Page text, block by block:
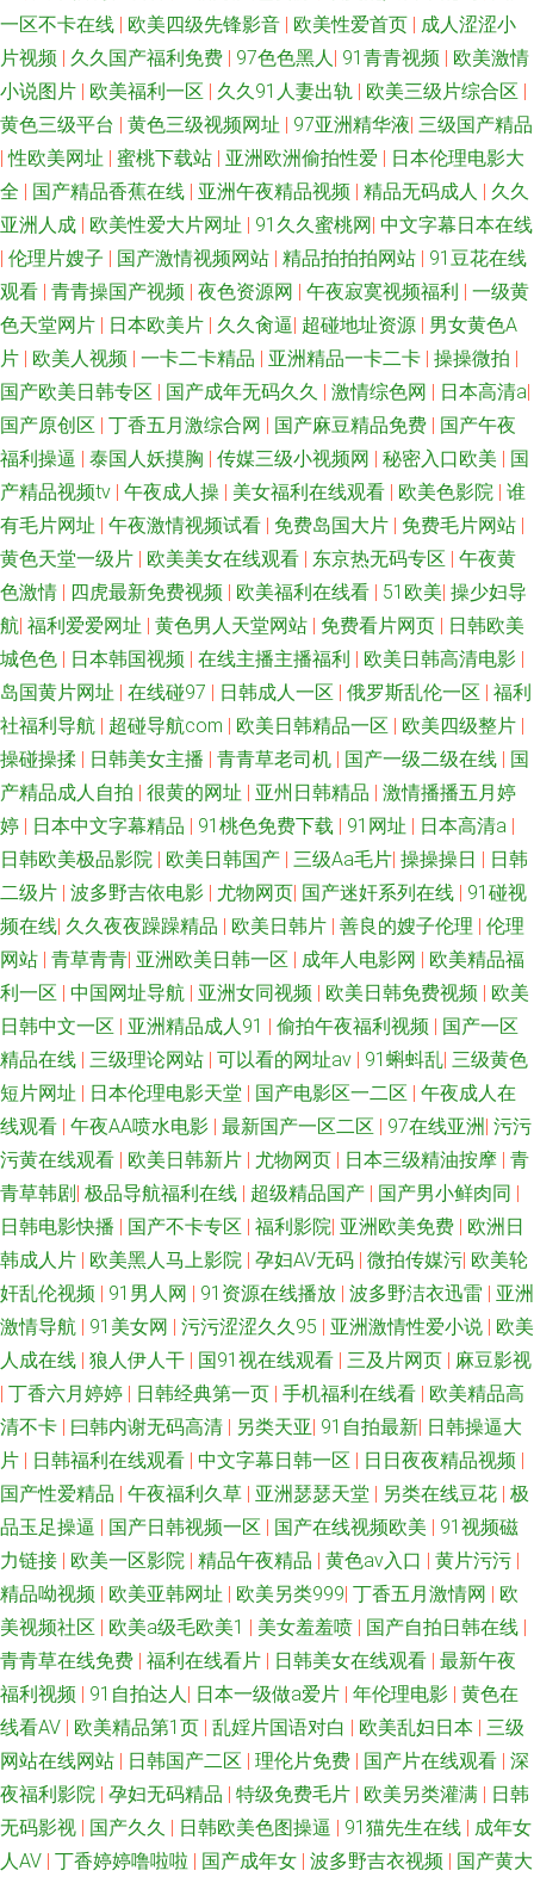
一区不卡在线 | 欧美四级先锋影音 | 欧美性爱首页 | 成人涩涩小
片视频 | 久久国产福利免费 | 97色色黑人| 91青青视频 | 欧美激情
小说图片 | 欧美福利一区 | 久久91人妻出轨 | 欧美三级片综合区 |
黄色三级平台 | 黄色三级视频网址 | 97亚洲精华液| 三级国产精品
|性欧美网址 | 蜜桃下载站 | 亚洲欧洲偷拍性爱 | 日本伦理电影大
全 | 国产精品香蕉在线 | 亚洲午夜精品视频 | 精品无码成人 | 久久
亚洲人成 | 欧美性爱大片网址 | 91久久蜜桃网| 中文字幕日本在线
| 伦理片嫂子 | 国产激情视频网站 | 精品拍拍拍网站 | 91豆花在线
观看 | 青青操国产视频 | 夜色资源网 | 午夜寂寞视频福利 | 一级黄
色天堂网片 | 日本欧美片 | 久久肏逼| 超碰地址资源 | 男女黄色A
片 | 欧美人视频 | 一卡二卡精品 | 亚洲精品一卡二卡 | 操操微拍 |
国产欧美日韩专区 | 国产成年无码久久 | 激情综色网 | 日本高清a|
国产原创区 | 丁香五月激综合网 | 国产麻豆精品免费 | 国产午夜
福利操逼 | 泰国人妖摸胸 | 传媒三级小视频网 | 秘密入口欧美 | 国
产精品视频tv | 午夜成人操 | 美女福利在线观看 | 欧美色影院 | 谁
有毛片网址 | 午夜激情视频试看 | 免费岛国大片 | 免费毛片网站 |
黄色天堂一级片 | 欧美美女在线观看 | 东京热无码专区 | 午夜黄
色激情 | 四虎最新免费视频 | 欧美福利在线看 | 51欧美| 操少妇导
航| 福利爱爱网址 | 黄色男人天堂网站 | 免费看片网页 | 日韩欧美
城色色 | 日本韩国视频 | 在线主播主播福利 | 欧美日韩高清电影 |
岛国黄片网址 | 在线碰97 | 日韩成人一区 | 俄罗斯乱伦一区 | 福利
社福利导航 | 超碰导航com | 欧美日韩精品一区 | 欧美四级整片 |
操碰操揉 | 日韩美女主播 | 青青草老司机 | 国产一级二级在线 | 国
产精品成人自拍 | 很黄的网址 | 亚州日韩精品 | 激情播播五月婷
婷 | 日本中文字幕精品 | 91桃色免费下载 | 91网址 | 日本高清a |
日韩欧美极品影院 | 欧美日韩国产 | 三级Aa毛片| 操操操日 | 日韩
二级片 | 波多野吉依电影 | 尤物网页| 国产迷奸系列在线 | 91碰视
频在线| 久久夜夜躁躁精品 | 欧美日韩片 | 善良的嫂子伦理 | 伦理
网站 | 青草青青| 亚洲欧美日韩一区 | 成年人电影网 | 欧美精品福
利一区 | 中国网址导航 | 亚洲女同视频 | 欧美日韩免费视频 | 欧美
日韩中文一区 | 亚洲精品成人91 | 偷拍午夜福利视频 | 国产一区
精品在线 | 三级理论网站 | 可以看的网址av | 91蝌蚪乱| 三级黄色
短片网址 | 日本伦理电影天堂 | 国产电影区一二区 | 午夜成人在
线观看 | 午夜AA喷水电影 | 最新国产一区二区 | 97在线亚洲 | 污污
污黄在线观看 | 欧美日韩新片 | 尤物网页 | 日本三级精油按摩 | 青
青草韩剧| 极品导航福利在线 | 超级精品国产 | 国产男小鲜肉同 |
日韩电影快播 | 国产不卡专区 | 福利影院| 亚洲欧美免费 | 欧洲日
韩成人片 | 欧美黑人马上影院 | 孕妇AV无码 | 微拍传媒污| 欧美轮
奸乱伦视频 | 91男人网 | 91资源在线播放 | 波多野洁衣迅雷 | 亚洲
激情导航 | 91美女网 | 污污涩涩久久95 | 亚洲激情性爱小说 | 欧美
人成在线 | 狼人伊人干 | 国91视在线观看 | 三及片网页 | 麻豆影视
| 丁香六月婷婷 | 日韩经典第一页 | 手机福利在线看 | 欧美精品高
清不卡 | 曰韩内谢无码高清 | 另类天亚| 91自拍最新| 日韩操逼大
片 | 日韩福利在线观看 | 中文字幕日韩一区 | 日日夜夜精品视频 |
国产性爱精品 | 午夜福利久草 | 亚洲瑟瑟天堂 | 另类在线豆花 | 极
品玉足操逼 | 国产日韩视频一区 | 国产在线视频欧美 | 91视频磁
力链接 | 欧美一区影院 | 精品午夜精品 | 黄色av入口 | 黄片污污 |
精品呦视频 | 欧美亚韩网址 | 欧美另类999| 丁香五月激情网 | 欧
美视频社区 | 欧美a级毛欧美1 | 美女羞羞喷 | 国产自拍日韩在线 |
青青草在线免费 | 福利在线看片 | 日韩美女在线观看 | 最新午夜
福利视频 | 91自拍达人| 日本一级做a爱片 | 年伦理电影 | 黄色在
线看AV | 欧美精品第1页 | 乱婬片国语对白 | 欧美乱妇日本 | 三级
网站在线网站 | 日韩国产二区 | 理伦片免费 | 国产片在线观看 | 深
夜福利影院 | 孕妇无码精品 | 特级免费毛片 | 欧美另类灌满 | 日韩
无码影视 | 国产久久 | 日韩欧美色图操逼 | 91猫先生在线 | 成年女
人AV | 丁香婷婷噜啦啦 | 国产成年女 | 波多野吉衣视频 | 国产黄大